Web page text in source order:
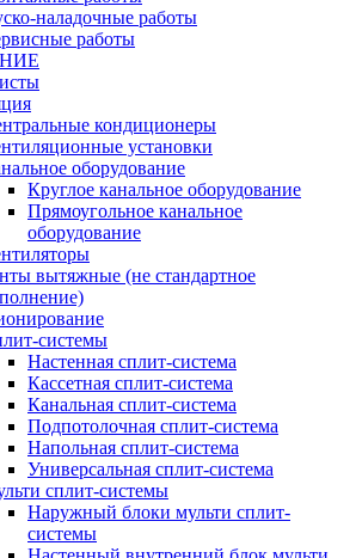
наладочные работы
работы
кондиционеры
установки
оборудование
Круглое канальное оборудование
Прямоугольное канальное
оборудование
вытяжные (не стандартное
системы
Настенная сплит-система
Кассетная сплит-система
Канальная сплит-система
Подпотолочная сплит-система
Напольная сплит-система
Универсальная сплит-система
сплит-системы
Наружный блоки мульти сплит-
системы